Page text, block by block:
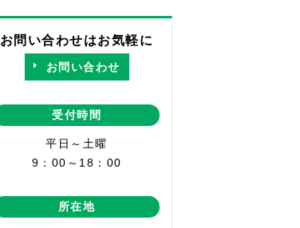
お問い合わせはお気軽に
お問い合わせ
受付時間
平日～土曜
9：00～18：00
所在地